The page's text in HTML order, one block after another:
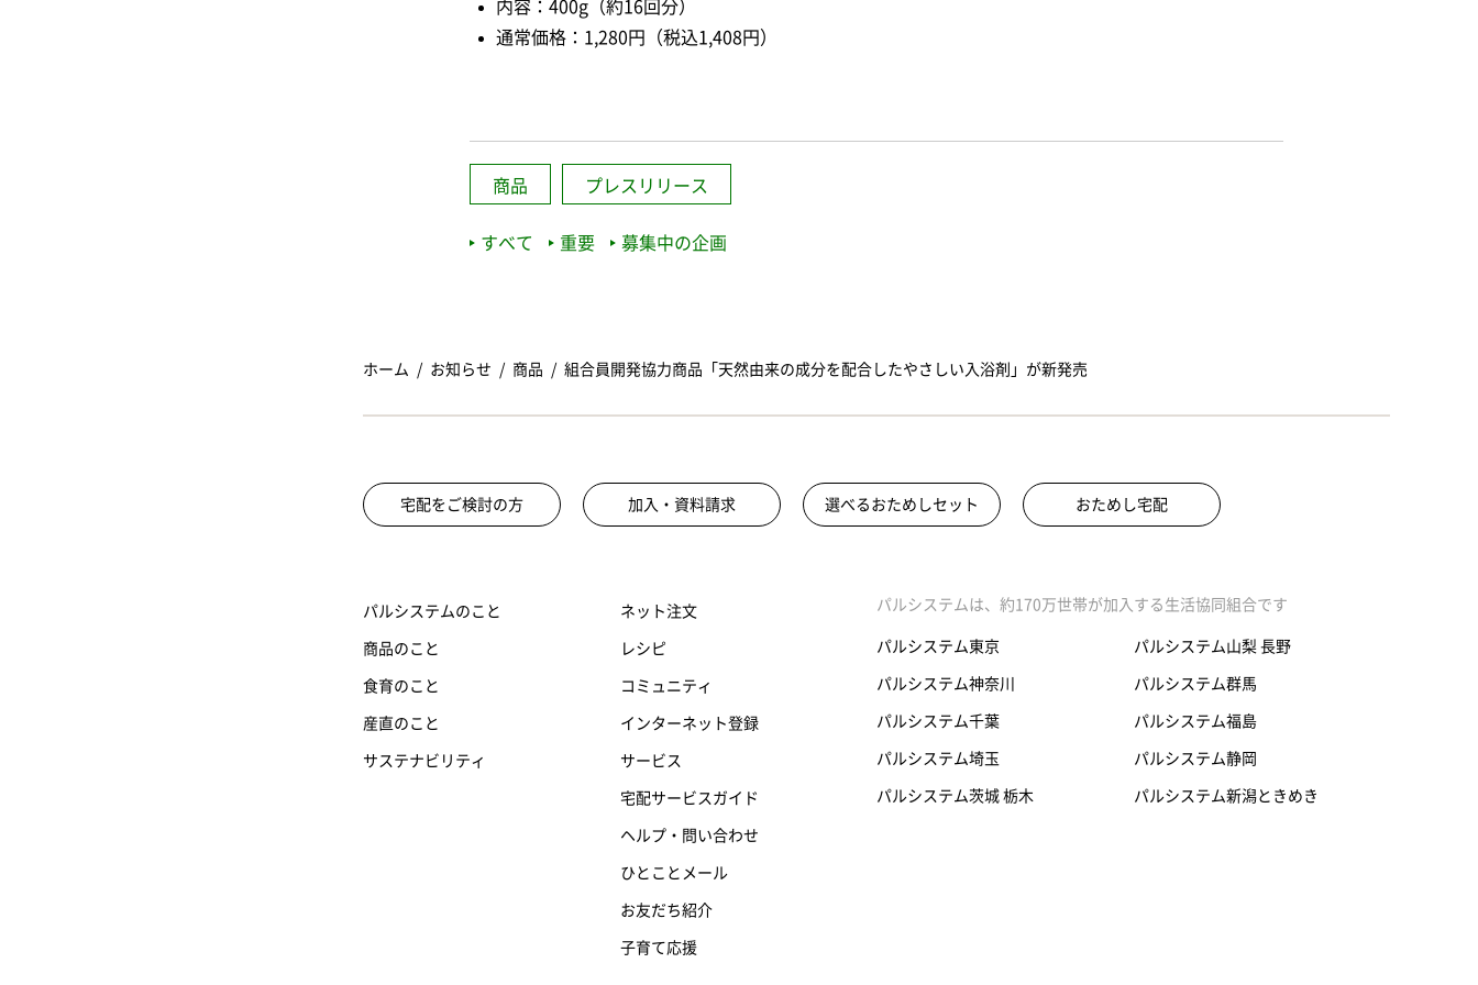
内容：400g（約16回分）
通常価格：1,280円（税込1,408円）
商品 プレスリリース
すべて 重要 募集中の企画
ホーム お知らせ 商品 組合員開発協力商品「天然由来の成分を配合したやさしい入浴剤」が新発売
宅配をご検討の方 加入・資料請求 選べるおためしセット おためし宅配
パルシステムのこと
商品のこと
食育のこと
産直のこと
サステナビリティ
ネット注文
レシピ
コミュニティ
インターネット登録
サービス
宅配サービスガイド
ヘルプ・問い合わせ
ひとことメール
お友だち紹介
子育て応援
パルシステムは、約170万世帯が加入する生活協同組合です
パルシステム東京
パルシステム神奈川
パルシステム千葉
パルシステム埼玉
パルシステム茨城 栃木
パルシステム山梨 長野
パルシステム群馬
パルシステム福島
パルシステム静岡
パルシステム新潟ときめき